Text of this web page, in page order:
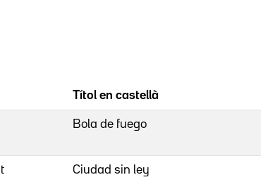
Títol en castellà
Bola de fuego
Ciudad sin ley